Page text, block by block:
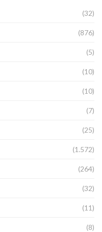
(32)
(876)
(5)
(10)
(10)
(7)
(25)
(1.572)
(264)
(32)
(11)
(8)